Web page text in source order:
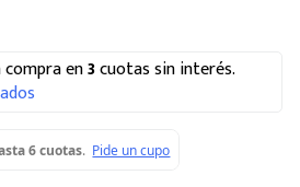
en3cuotas sin interés.